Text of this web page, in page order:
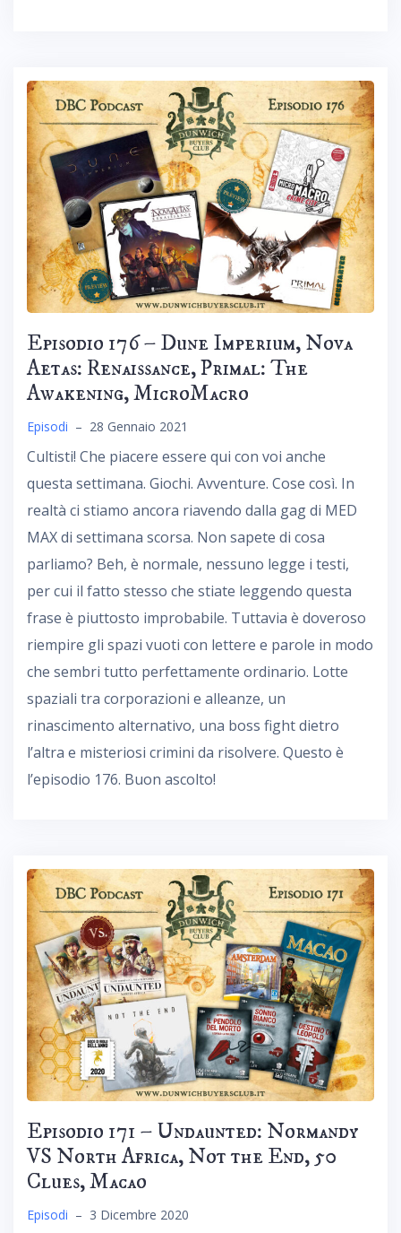
Episodio 176 – Dune Imperium, Nova
Aetas: Renaissance, Primal: The
Awakening, MicroMacro
Episodi – 28 Gennaio 2021
Cultisti! Che piacere essere qui con voi anche
questa settimana. Giochi. Avventure. Cose così. In
realtà ci stiamo ancora riavendo dalla gag di MED
MAX di settimana scorsa. Non sapete di cosa
parliamo? Beh, è normale, nessuno legge i testi,
per cui il fatto stesso che stiate leggendo questa
frase è piuttosto improbabile. Tuttavia è doveroso
riempire gli spazi vuoti con lettere e parole in modo
che sembri tutto perfettamente ordinario. Lotte
spaziali tra corporazioni e alleanze, un
rinascimento alternativo, una boss fight dietro
l’altra e misteriosi crimini da risolvere. Questo è
l’episodio 176. Buon ascolto!
Episodio 171 – Undaunted: Normandy
VS North Africa, Not the End, 50
Clues, Macao
Episodi – 3 Dicembre 2020